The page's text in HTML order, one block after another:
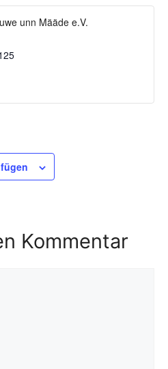
unn Määde e.V.
Kommentar